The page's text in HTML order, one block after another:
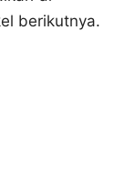
berikutnya.